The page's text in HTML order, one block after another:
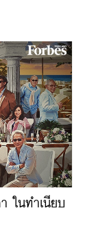
ในทำเนียบ